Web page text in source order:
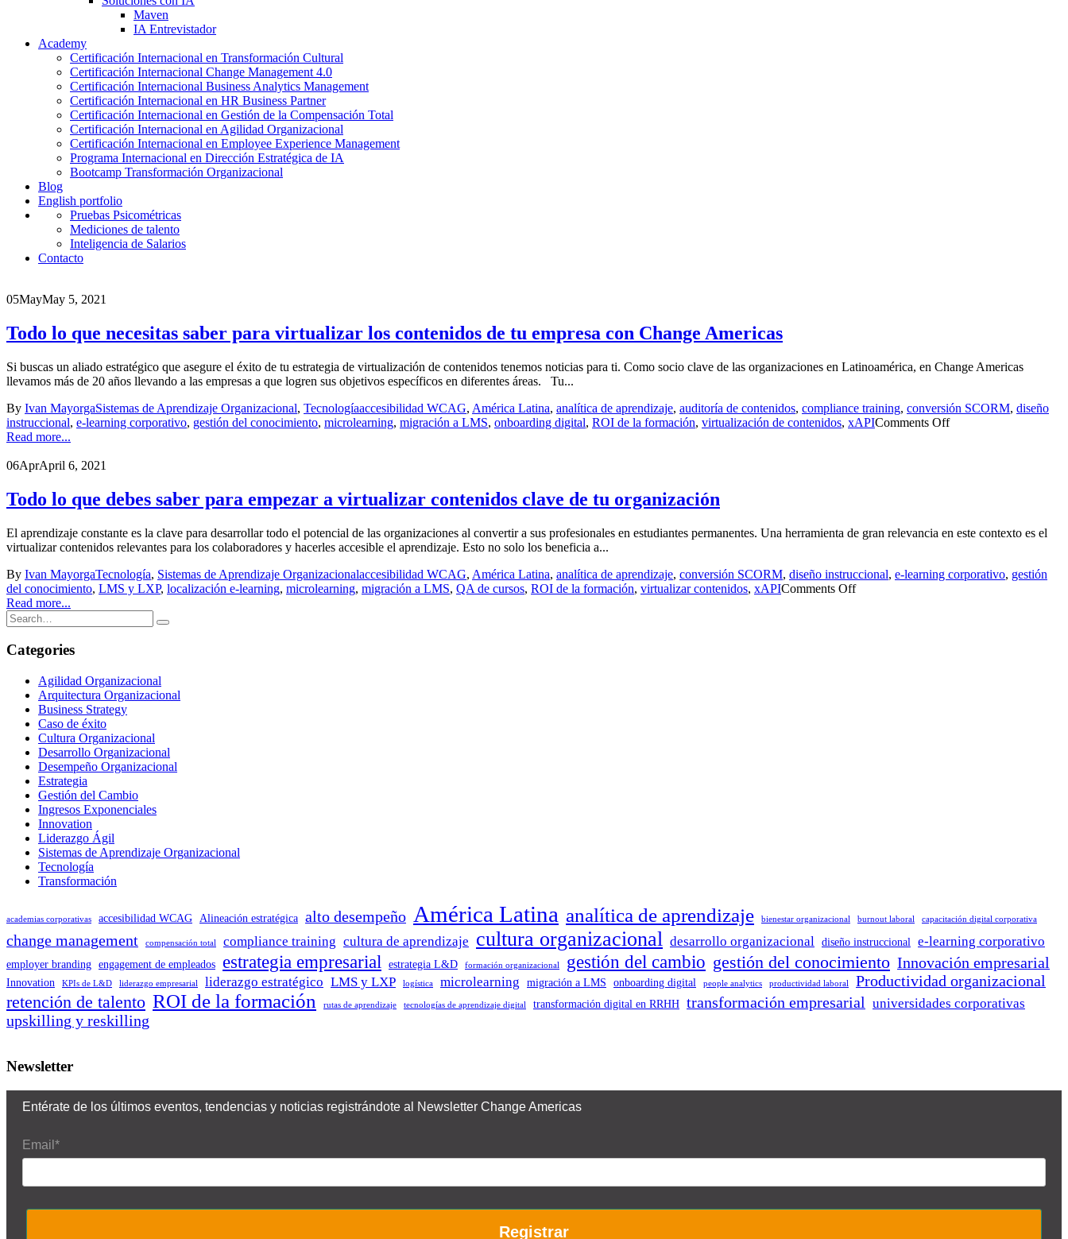
Maven
IA Entrevistador
Academy
Certificación Internacional en Transformación Cultural
Certificación Internacional Change Management 4.0
Certificación Internacional Business Analytics Management
Certificación Internacional en HR Business Partner
Certificación Internacional en Gestión de la Compensación Total
Certificación Internacional en Agilidad Organizacional
Certificación Internacional en Employee Experience Management
Programa Internacional en Dirección Estratégica de IA
Bootcamp Transformación Organizacional
Blog
English portfolio
Pruebas Psicométricas
Mediciones de talento
Inteligencia de Salarios
Contacto
05MayMay 5, 2021
Todo lo que necesitas saber para virtualizar los contenidos de tu empresa con Change Americas
Si buscas un aliado estratégico que asegure el éxito de tu estrategia de virtualización de contenidos tenemos noticias para ti. Como socio clave de las organizaciones en Latinoamérica, en Change Americas
llevamos más de 20 años llevando a las empresas a que logren sus objetivos específicos en diferentes áreas. Tu...
By Ivan MayorgaSistemas de Aprendizaje Organizacional, Tecnologíaaccesibilidad WCAG, América Latina, analítica de aprendizaje, auditoría de contenidos, compliance training, conversión SCORM, diseño
instruccional, e-learning corporativo, gestión del conocimiento, microlearning, migración a LMS, onboarding digital, ROI de la formación, virtualización de contenidos, xAPIComments Off
Read more...
06AprApril 6, 2021
Todo lo que debes saber para empezar a virtualizar contenidos clave de tu organización
El aprendizaje constante es la clave para desarrollar todo el potencial de las organizaciones al convertir a sus profesionales en estudiantes permanentes. Una herramienta de gran relevancia en este contexto es el
virtualizar contenidos relevantes para los colaboradores y hacerles accesible el aprendizaje. Esto no solo los beneficia a...
By Ivan MayorgaTecnología, Sistemas de Aprendizaje Organizacionalaccesibilidad WCAG, América Latina, analítica de aprendizaje, conversión SCORM, diseño instruccional, e-learning corporativo, gestión
del conocimiento, LMS y LXP, localización e-learning, microlearning, migración a LMS, QA de cursos, ROI de la formación, virtualizar contenidos, xAPIComments Off
Read more...
Categories
Agilidad Organizacional
Arquitectura Organizacional
Business Strategy
Caso de éxito
Cultura Organizacional
Desarrollo Organizacional
Desempeño Organizacional
Estrategia
Gestión del Cambio
Ingresos Exponenciales
Innovation
Liderazgo Ágil
Sistemas de Aprendizaje Organizacional
Tecnología
Transformación
academias corporativas accesibilidad WCAG Alineación estratégica alto desempeño América Latina analítica de aprendizaje bienestar organizacional burnout laboral capacitación digital corporativa
change management compensación total compliance training cultura de aprendizaje cultura organizacional desarrollo organizacional diseño instruccional e-learning corporativo
employer branding engagement de empleados estrategia empresarial estrategia L&D formación organizacional gestión del cambio gestión del conocimiento Innovación empresarial
Innovation KPIs de L&D liderazgo empresarial liderazgo estratégico LMS y LXP logística microlearning migración a LMS onboarding digital people analytics productividad laboral Productividad organizacional
retención de talento ROI de la formación rutas de aprendizaje tecnologías de aprendizaje digital transformación digital en RRHH transformación empresarial universidades corporativas
upskilling y reskilling
Newsletter
Entérate de los últimos eventos, tendencias y noticias registrándote al Newsletter Change Americas
Email*
Registrar